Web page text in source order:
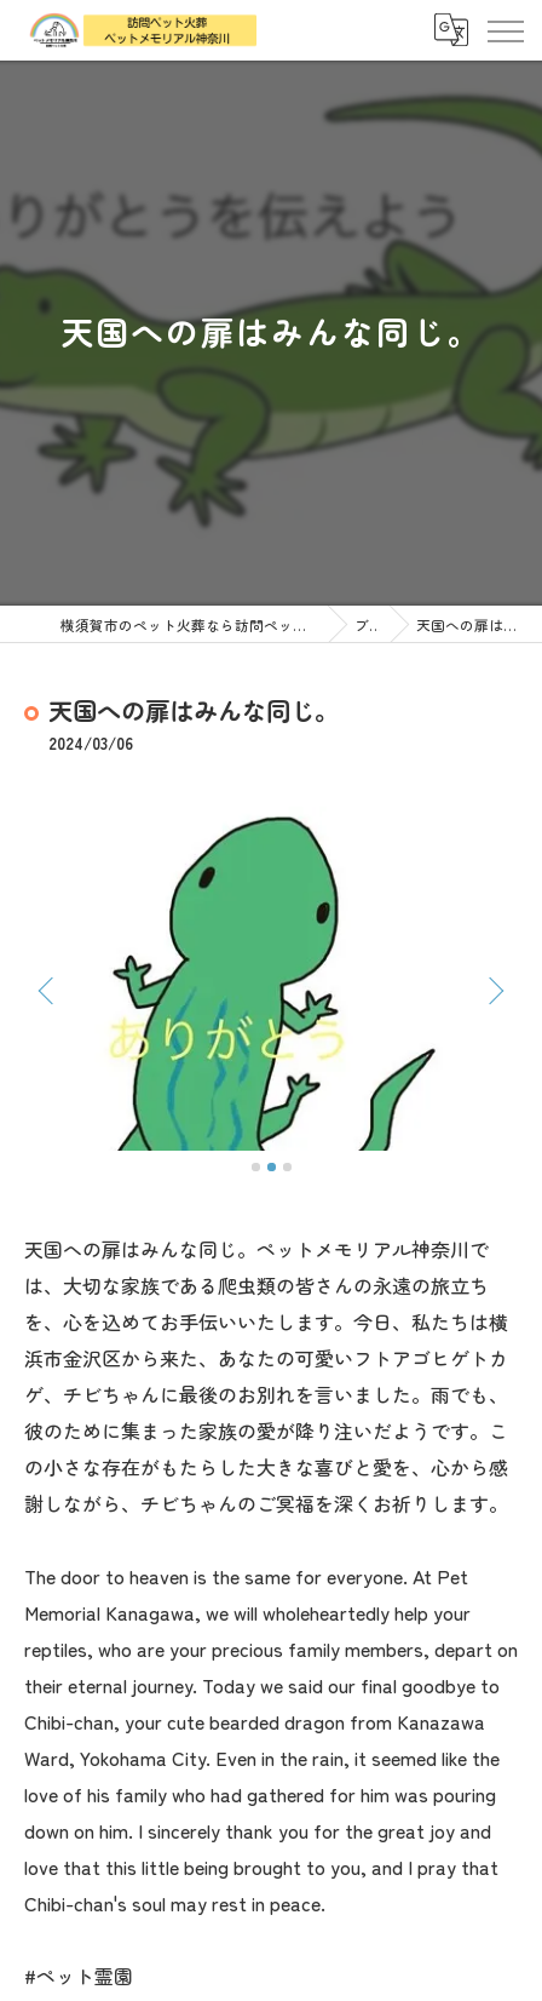
天国への扉はみんな同じ。
横須賀市のペット火葬なら訪問ペット火葬 ペットメモリアル神奈川 ブログ 天国への扉はみんな同じ。
天国への扉はみんな同じ。
2024/03/06
天国への扉はみんな同じ。ペットメモリアル神奈川で
は、大切な家族である爬虫類の皆さんの永遠の旅立ち
を、心を込めてお手伝いいたします。今日、私たちは横
浜市金沢区から来た、あなたの可愛いフトアゴヒゲトカ
ゲ、チビちゃんに最後のお別れを言いました。雨でも、
彼のために集まった家族の愛が降り注いだようです。こ
の小さな存在がもたらした大きな喜びと愛を、心から感
謝しながら、チビちゃんのご冥福を深くお祈りします。
The door to heaven is the same for everyone. At Pet
Memorial Kanagawa, we will wholeheartedly help your
reptiles, who are your precious family members, depart on
their eternal journey. Today we said our final goodbye to
Chibi-chan, your cute bearded dragon from Kanazawa
Ward, Yokohama City. Even in the rain, it seemed like the
love of his family who had gathered for him was pouring
down on him. I sincerely thank you for the great joy and
love that this little being brought to you, and I pray that
Chibi-chan's soul may rest in peace.
#ペット霊園